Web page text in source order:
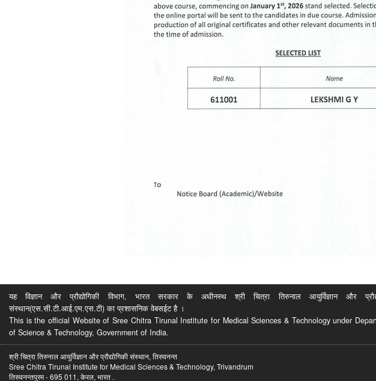
यह विज्ञान और प्रौद्योगिकी विभाग, भारत सरकार के अधीनस्थ श्री चित्रा तिरुनाल आयुर्विज्ञान और
संस्थान(एस.सी.टी.आई.एम.एस.टी) का प्रशासनिक वेबसईट है ।
This is the official Website of Sree Chitra Tirunal Institute for Medical Sciences & Technology under
of Science & Technology, Government of India.
श्री चित्रा तिरुनाल आयुर्विज्ञान और प्रौद्योगिकी संस्थान, तिरुवनन्त
Sree Chitra Tirunal Institute for Medical Sciences & Technology, Trivandrum
तिरुवनन्तपुरम - 695 011, केरल, भारत .